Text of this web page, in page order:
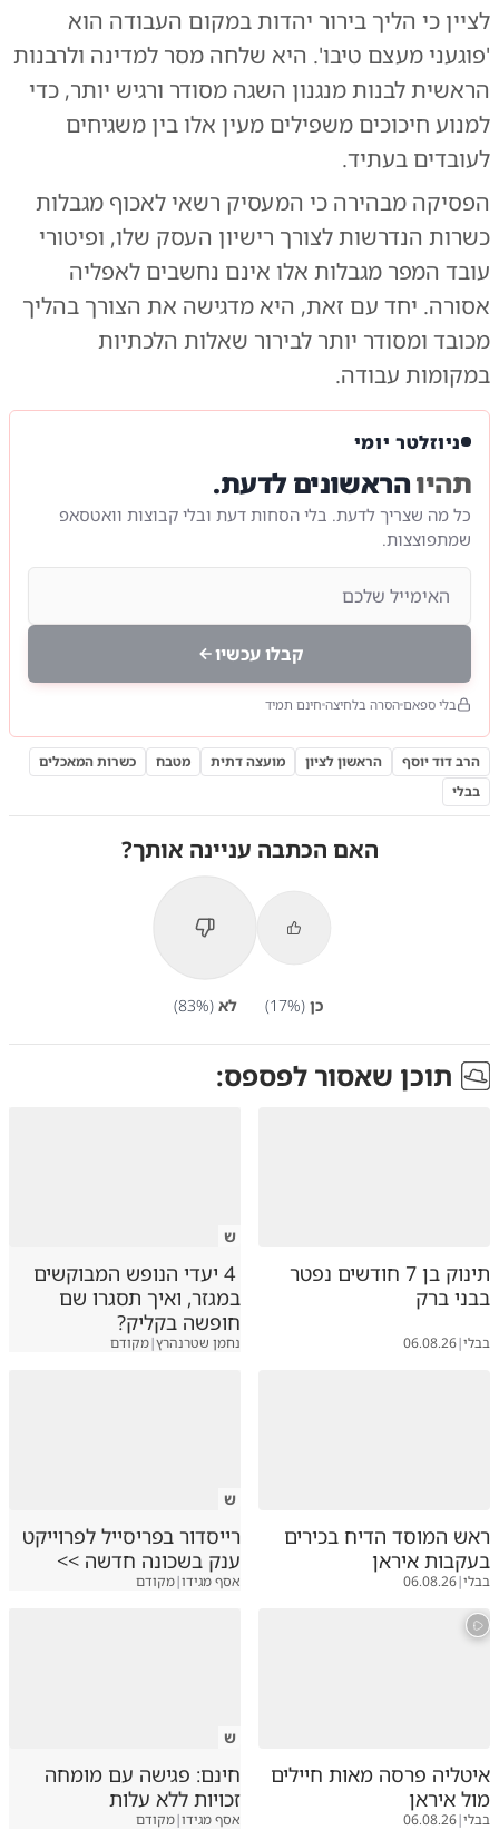
לציין כי הליך בירור יהדות במקום העבודה הוא
'פוגעני מעצם טיבו'. היא שלחה מסר למדינה ולרבנות
הראשית לבנות מנגנון השגה מסודר ורגיש יותר, כדי
למנוע חיכוכים משפילים מעין אלו בין משגיחים
לעובדים בעתיד.
הפסיקה מבהירה כי המעסיק רשאי לאכוף מגבלות
כשרות הנדרשות לצורך רישיון העסק שלו, ופיטורי
עובד המפר מגבלות אלו אינם נחשבים לאפליה
אסורה. יחד עם זאת, היא מדגישה את הצורך בהליך
מכובד ומסודר יותר לבירור שאלות הלכתיות
במקומות עבודה.
ניוזלטר יומי
תהיוהראשונים לדעת.
כל מה שצריך לדעת. בלי הסחות דעת ובלי קבוצות וואטסאפ
שמתפוצצות.
קבלו עכשיו
בלי ספאם הסרה בלחיצה חינם תמיד
הרב דוד יוסף הראשון לציון מועצה דתית מטבח
כשרות המאכלים
בבלי
האם הכתבה עניינה אותך?
כן (
17%) לא (
83%)
תוכן שאסור לפספס:
תינוק בן 7 חודשים נפטר
בבני ברק
בבלי|
06.08.26
ש
4 יעדי הנופש המבוקשים
במגזר, ואיך תסגרו שם
חופשה בקליק?
נחמן שטרנהרץ|מקודם
ראש המוסד הדיח בכירים
בעקבות איראן
בבלי|
06.08.26
ש
רייסדור בפריסייל לפרוייקט
ענק בשכונה חדשה >>
אסף מגידו|מקודם
איטליה פרסה מאות חיילים
מול איראן
בבלי|
06.08.26
ש
חינם: פגישה עם מומחה
זכויות ללא עלות
אסף מגידו|מקודם